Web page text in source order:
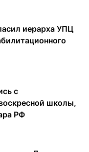
иерарха УПЦ
с
школы,
РФ